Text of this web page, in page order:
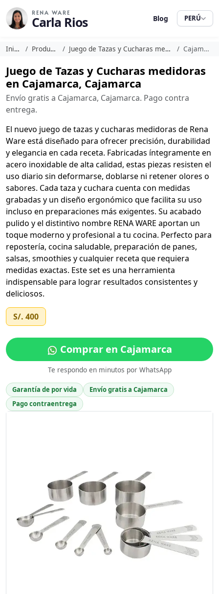
RENA WARE
Carla Rios Blog PERÚ
Inicio Productos Juego de Tazas y Cucharas medidoras Cajamarca
Juego de Tazas y Cucharas medidoras
en Cajamarca, Cajamarca
Envío gratis a Cajamarca, Cajamarca. Pago contra
entrega.
El nuevo juego de tazas y cucharas medidoras de Rena
Ware está diseñado para ofrecer precisión, durabilidad
y elegancia en cada receta. Fabricadas íntegramente en
acero inoxidable de alta calidad, estas piezas resisten el
uso diario sin deformarse, doblarse ni retener olores o
sabores. Cada taza y cuchara cuenta con medidas
grabadas y un diseño ergonómico que facilita su uso
incluso en preparaciones más exigentes. Su acabado
pulido y el distintivo nombre RENA WARE aportan un
toque moderno y profesional a tu cocina. Perfecto para
repostería, cocina saludable, preparación de panes,
salsas, smoothies y cualquier receta que requiera
medidas exactas. Este set es una herramienta
indispensable para lograr resultados consistentes y
deliciosos.
S/. 400
Comprar en Cajamarca
Te respondo en minutos por WhatsApp
Garantía de por vida
Envío gratis a Cajamarca
Pago contraentrega